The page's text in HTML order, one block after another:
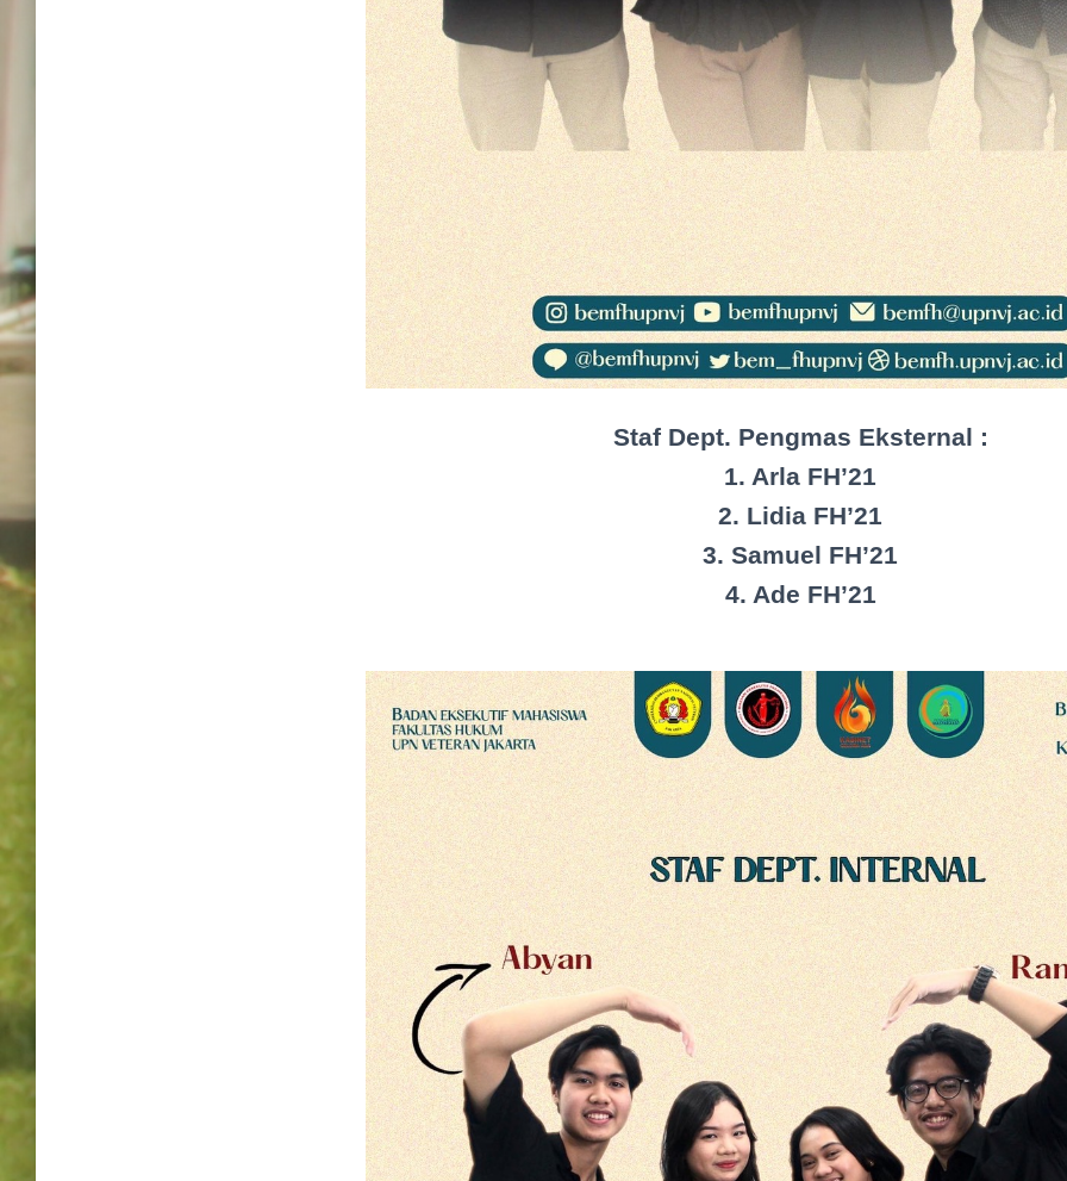
Staf Dept. Pengmas Eksternal :
1. Arla FH’21
2. Lidia FH’21
3. Samuel FH’21
4. Ade FH’21